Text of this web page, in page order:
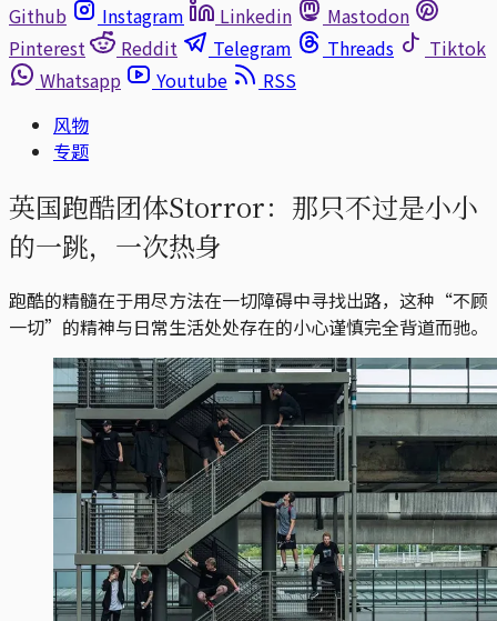
Github
Instagram Linkedin
Mastodon
Pinterest
Reddit Telegram Threads
Tiktok
Whatsapp
Youtube
RSS
风物
专题
英国跑酷团体Storror：那只不过是小小
的一跳，一次热身
跑酷的精髓在于用尽方法在一切障碍中寻找出路，这种“不顾
一切”的精神与日常生活处处存在的小心谨慎完全背道而驰。